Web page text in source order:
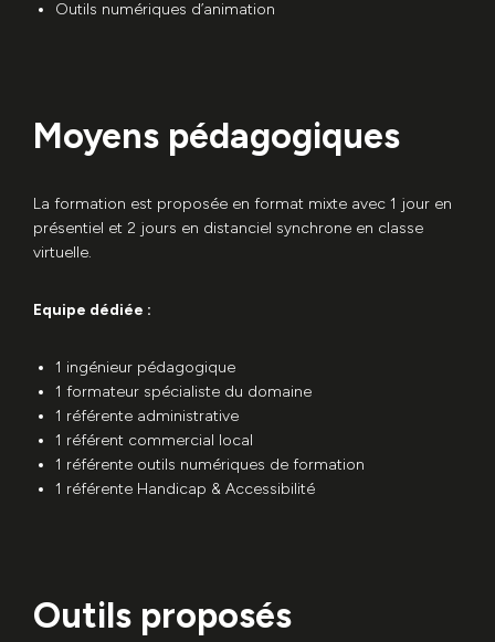
Outils numériques d’animation
Moyens pédagogiques
La formation est proposée en format mixte avec 1 jour en
présentiel et 2 jours en distanciel synchrone en classe
virtuelle.
Equipe dédiée :
1 ingénieur pédagogique
1 formateur spécialiste du domaine
1 référente administrative
1 référent commercial local
1 référente outils numériques de formation
1 référente Handicap & Accessibilité
Outils proposés